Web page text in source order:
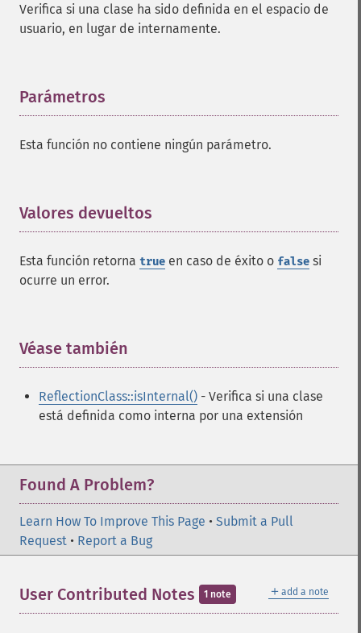
Verifica si una clase ha sido definida en el espacio de
usuario, en lugar de internamente.
Parámetros
Esta función no contiene ningún parámetro.
Valores devueltos
Esta función retorna true en caso de éxito o false si
ocurre un error.
Véase también
ReflectionClass::isInternal() - Verifica si una clase
está definida como interna por una extensión
Found A Problem?
Learn How To Improve This Page • Submit a Pull
Request • Report a Bug
＋ add a note
User Contributed Notes 1 note